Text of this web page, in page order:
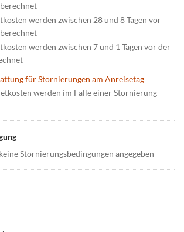
werden zwischen 28 und 8 Tagen vor
werden zwischen 7 und 1 Tagen vor der
für Stornierungen am Anreisetag
werden im Falle einer Stornierung
Stornierungsbedingungen angegeben